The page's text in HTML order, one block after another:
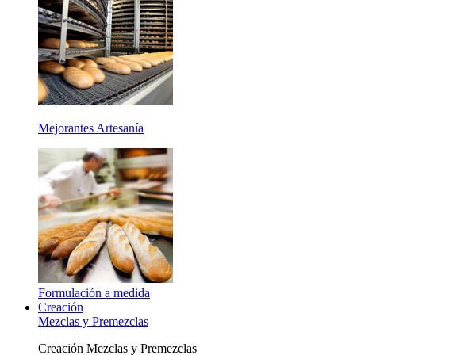
Mejorantes Artesanía
Formulación a medida
Creación
Mezclas y Premezclas
Creación Mezclas y Premezclas